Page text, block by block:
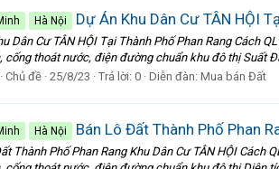
Hà Nội Dự Án Khu Dân Cư TÂN HỘI
Dân Cư TÂN HỘI Tại Thành Phố Phan Rang Cách
cống thoát nước, điện đường chuẩn khu đô thị Suất
Chủ đề 25/8/23 Trả lời: 0 Diễn đàn: Mua bán Đất
Hà Nội Bán Lô Đất Thành Phố Phan
Thành Phố Phan Rang Khu Dân Cư TÂN HỘI Cách